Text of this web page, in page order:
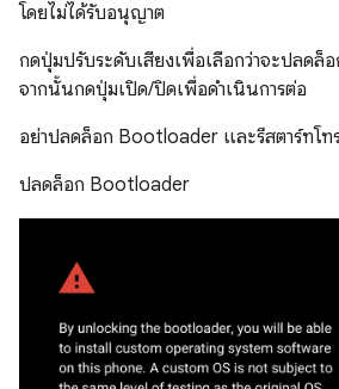
โดยไม่ได้รับอนุญาต
กดปุ่มปรับระดับเสียงเพื่อเลือกว่าจะปลด
จากนั้นกดปุ่มเปิด/ปิดเพื่อดำเนินการต่อ
อย่าปลดล็อก Bootloader และรีสตาร์ทโ
ปลดล็อก Bootloader